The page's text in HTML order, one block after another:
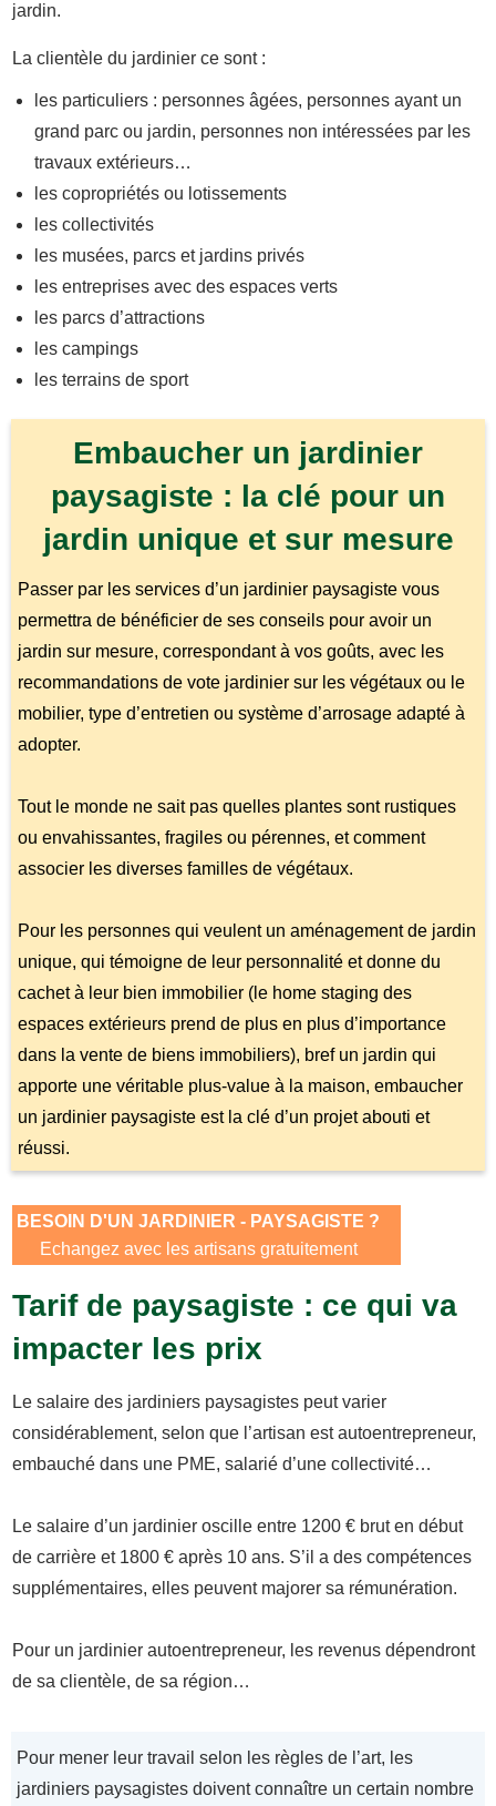
jardin.
La clientèle du jardinier ce sont :
les particuliers : personnes âgées, personnes ayant un
grand parc ou jardin, personnes non intéressées par les
travaux extérieurs…
les copropriétés ou lotissements
les collectivités
les musées, parcs et jardins privés
les entreprises avec des espaces verts
les parcs d’attractions
les campings
les terrains de sport
Embaucher un jardinier
paysagiste : la clé pour un
jardin unique et sur mesure
Passer par les services d’un jardinier paysagiste vous
permettra de bénéficier de ses conseils pour avoir un
jardin sur mesure, correspondant à vos goûts, avec les
recommandations de vote jardinier sur les végétaux ou le
mobilier, type d’entretien ou système d’arrosage adapté à
adopter.
Tout le monde ne sait pas quelles plantes sont rustiques
ou envahissantes, fragiles ou pérennes, et comment
associer les diverses familles de végétaux.
Pour les personnes qui veulent un aménagement de jardin
unique, qui témoigne de leur personnalité et donne du
cachet à leur bien immobilier (le home staging des
espaces extérieurs prend de plus en plus d’importance
dans la vente de biens immobiliers), bref un jardin qui
apporte une véritable plus-value à la maison, embaucher
un jardinier paysagiste est la clé d’un projet abouti et
réussi.
BESOIN D'UN JARDINIER - PAYSAGISTE ?
Echangez avec les artisans gratuitement
Tarif de paysagiste : ce qui va
impacter les prix
Le salaire des jardiniers paysagistes peut varier
considérablement, selon que l’artisan est autoentrepreneur,
embauché dans une PME, salarié d’une collectivité…
Le salaire d’un jardinier oscille entre 1200 € brut en début
de carrière et 1800 € après 10 ans. S’il a des compétences
supplémentaires, elles peuvent majorer sa rémunération.
Pour un jardinier autoentrepreneur, les revenus dépendront
de sa clientèle, de sa région…
Pour mener leur travail selon les règles de l’art, les
jardiniers paysagistes doivent connaître un certain nombre